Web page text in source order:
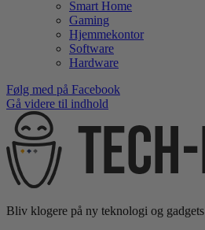
Smart Home
Gaming
Hjemmekontor
Software
Hardware
Følg med på Facebook
Gå videre til indhold
Bliv klogere på ny teknologi og gadgets